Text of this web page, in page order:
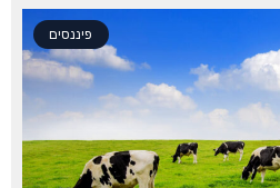
פיננסים